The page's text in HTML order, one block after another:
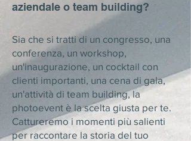
aziendale o team building?
Sia che si tratti di un congresso, una
conferenza, un workshop,
un'inaugurazione, un cocktail con
clienti importanti, una cena di gala,
un'attività di team building, la
photoevent è la scelta giusta per te.
Cattureremo i momenti più salienti
per raccontare la storia del tuo